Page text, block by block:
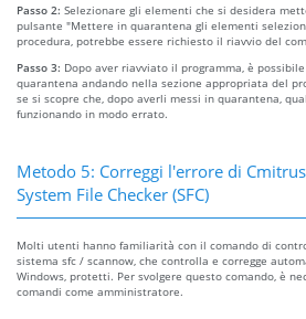
Passo 2: Selezionare gli elementi che si desidera
pulsante "Mettere in quarantena gli elementi
procedura, potrebbe essere richiesto il riavvio del
Passo 3: Dopo aver riavviato il programma, è
quarantena andando nella sezione appropriata del
se si scopre che, dopo averli messi in quarantena,
funzionando in modo errato.
Metodo 5: Correggi l'errore di
System File Checker (SFC)
Molti utenti hanno familiarità con il comando di
sistema sfc / scannow, che controlla e corregge
Windows, protetti. Per svolgere questo comando, è
comandi come amministratore.